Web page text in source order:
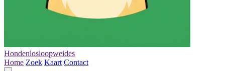
Hondenlosloopweides
Home Zoek Kaart Contact